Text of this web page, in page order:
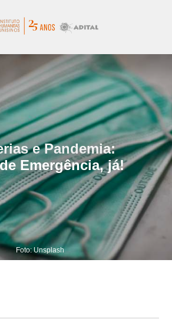
e Pandemia:
Emergência, já!
Foto: Unsplash